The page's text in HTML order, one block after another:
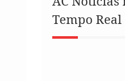
Tempo Real